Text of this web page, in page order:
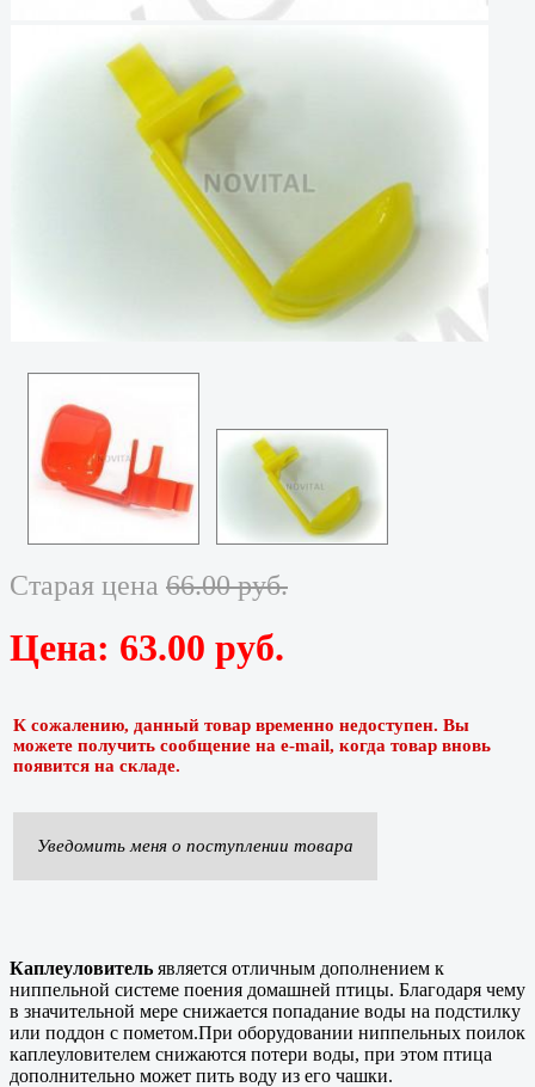
Старая цена 66.00 руб.
Цена: 63.00 руб.
К сожалению, данный товар временно недоступен. Вы
можете получить сообщение на e-mail, когда товар вновь
появится на складе.
Уведомить меня о поступлении товара
Каплеуловитель является отличным дополнением к
ниппельной системе поения домашней птицы. Благодаря чему
в значительной мере снижается попадание воды на подстилку
или поддон с пометом.При оборудовании ниппельных поилок
каплеуловителем снижаются потери воды, при этом птица
дополнительно может пить воду из его чашки.